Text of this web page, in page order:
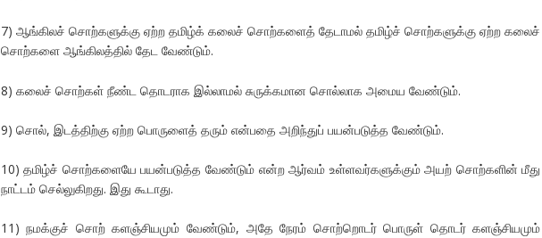
7) ஆங்கிலச் சொற்களுக்கு ஏற்ற தமிழ்க் கலைச் சொற்களைத் தேடாமல் தமிழ்ச் சொற்களுக்கு ஏற்ற கலைச்
சொற்களை ஆங்கிலத்தில் தேட வேண்டும்.
8) கலைச் சொற்கள் நீண்ட தொடராக இல்லாமல் சுருக்கமான சொல்லாக அமைய வேண்டும்.
9) சொல், இடத்திற்கு ஏற்ற பொருளைத் தரும் என்பதை அறிந்துப் பயன்படுத்த வேண்டும்.
10) தமிழ்ச் சொற்களையே பயன்படுத்த வேண்டும் என்ற ஆர்வம் உள்ளவர்களுக்கும் அயற் சொற்களின் மீது
நாட்டம் செல்லுகிறது. இது கூடாது.
11) நமக்குச் சொற் களஞ்சியமும் வேண்டும், அதே நேரம் சொற்றொடர் பொருள் தொடர் களஞ்சியமும்